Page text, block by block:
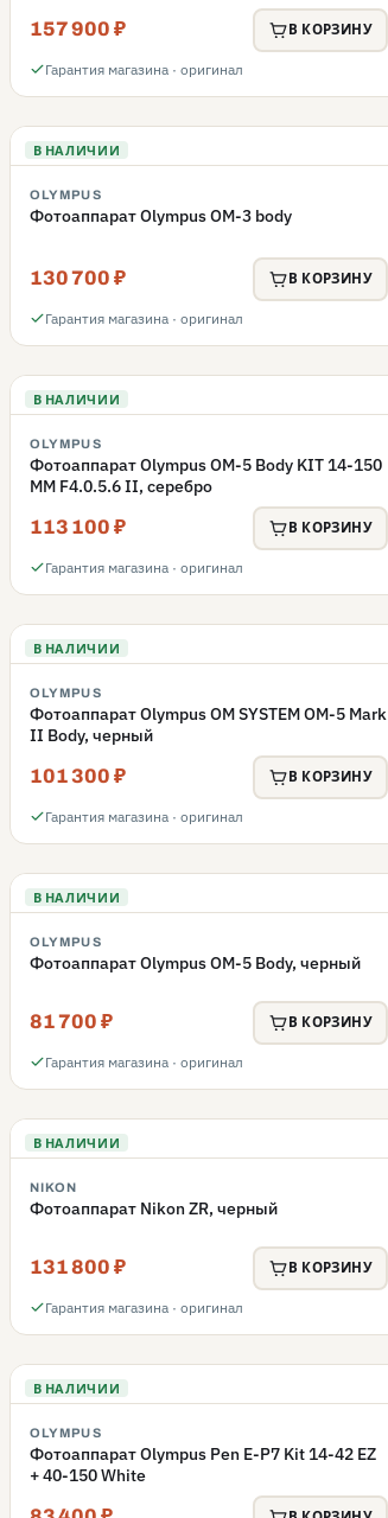
157 900 ₽ В КОРЗИНУ
Гарантия магазина · оригинал
В НАЛИЧИИ
OLYMPUS
Фотоаппарат Olympus OM-3 body
130 700 ₽ В КОРЗИНУ
Гарантия магазина · оригинал
В НАЛИЧИИ
OLYMPUS
Фотоаппарат Olympus OM-5 Body KIT 14-150
MM F4.0.5.6 II, серебро
113 100 ₽ В КОРЗИНУ
Гарантия магазина · оригинал
В НАЛИЧИИ
OLYMPUS
Фотоаппарат Olympus OM SYSTEM OM-5 Mark
II Body, черный
101 300 ₽ В КОРЗИНУ
Гарантия магазина · оригинал
В НАЛИЧИИ
OLYMPUS
Фотоаппарат Olympus OM-5 Body, черный
81 700 ₽ В КОРЗИНУ
Гарантия магазина · оригинал
В НАЛИЧИИ
NIKON
Фотоаппарат Nikon ZR, черный
131 800 ₽ В КОРЗИНУ
Гарантия магазина · оригинал
В НАЛИЧИИ
OLYMPUS
Фотоаппарат Olympus Pen E-P7 Kit 14-42 EZ
+ 40-150 White